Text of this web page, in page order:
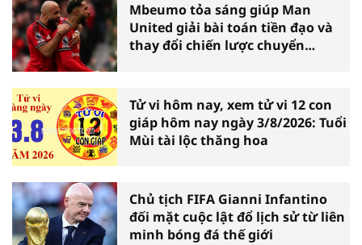
Mbeumo tỏa sáng giúp Man
United giải bài toán tiền đạo và
thay đổi chiến lược chuyển
Tử vi hôm nay, xem tử vi 12 con
giáp hôm nay ngày 3/8/2026: Tuổi
Mùi tài lộc thăng hoa
Chủ tịch FIFA Gianni Infantino
đối mặt cuộc lật đổ lịch sử từ liên
minh bóng đá thế giới